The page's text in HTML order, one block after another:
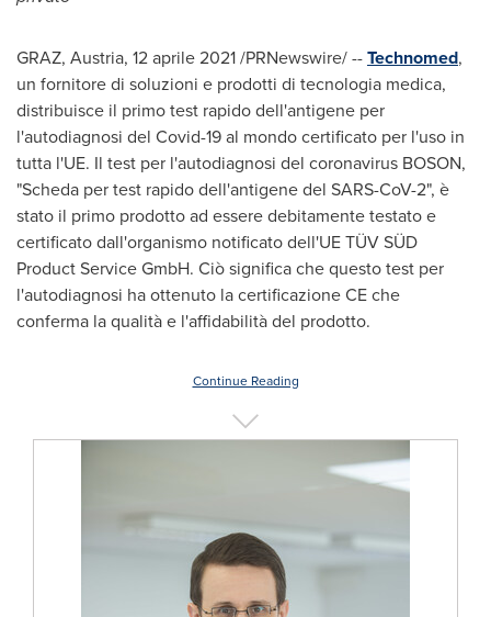
GRAZ, Austria, 12 aprile 2021 /PRNewswire/ --Technomed,
un fornitore di soluzioni e prodotti di tecnologia medica,
distribuisce il primo test rapido dell'antigene per
l'autodiagnosi del Covid-19 al mondo certificato per l'uso in
tutta l'UE. Il test per l'autodiagnosi del coronavirus BOSON,
"Scheda per test rapido dell'antigene del SARS-CoV-2", è
stato il primo prodotto ad essere debitamente testato e
certificato dall'organismo notificato dell'UE TÜV SÜD
Product Service GmbH. Ciò significa che questo test per
l'autodiagnosi ha ottenuto la certificazione CE che
conferma la qualità e l'affidabilità del prodotto.
Continue Reading